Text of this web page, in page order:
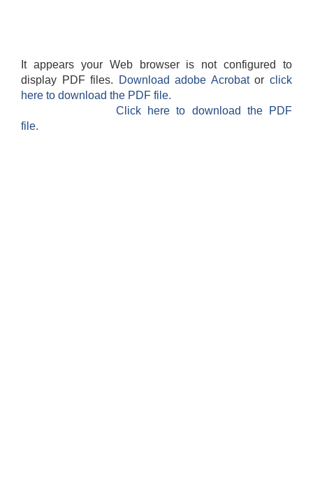
It appears your Web browser is not configured to
display PDF files.
Download adobe Acrobatorclick
here to download the PDF file.
Click here to download the PDF
file.